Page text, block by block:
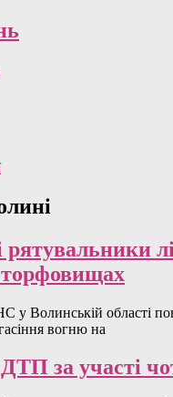
рятувальники
у Волинській області
вогню на
за участі